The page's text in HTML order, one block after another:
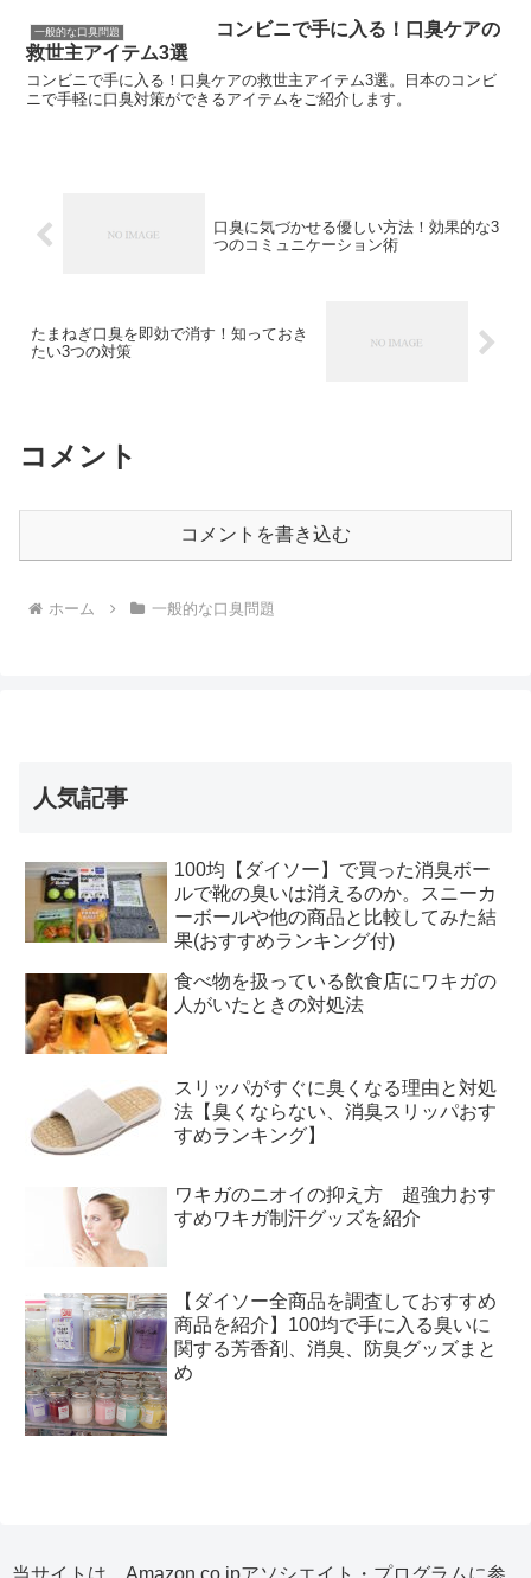
一般的な口臭問題
コンビニで手に入る！口臭ケアの
救世主アイテム3選
コンビニで手に入る！口臭ケアの救世主アイテム3選。日本のコンビ
ニで手軽に口臭対策ができるアイテムをご紹介します。
口臭に気づかせる優しい方法！効果的な3
つのコミュニケーション術
たまねぎ口臭を即効で消す！知っておき
たい3つの対策
コメント
コメントを書き込む
ホーム 一般的な口臭問題
人気記事
100均【ダイソー】で買った消臭ボー
ルで靴の臭いは消えるのか。スニーカ
ーボールや他の商品と比較してみた結
果(おすすめランキング付)
食べ物を扱っている飲食店にワキガの
人がいたときの対処法
スリッパがすぐに臭くなる理由と対処
法【臭くならない、消臭スリッパおす
すめランキング】
ワキガのニオイの抑え方 超強力おす
すめワキガ制汗グッズを紹介
【ダイソー全商品を調査しておすすめ
商品を紹介】100均で手に入る臭いに
関する芳香剤、消臭、防臭グッズまと
め
当サイトは、Amazon.co.jpアソシエイト・プログラムに参